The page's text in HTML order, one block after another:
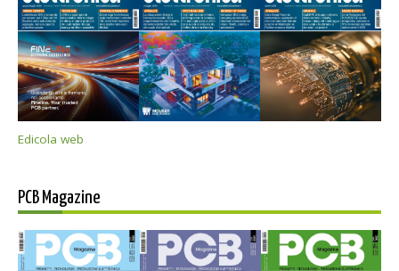
Edicola web
PCB Magazine